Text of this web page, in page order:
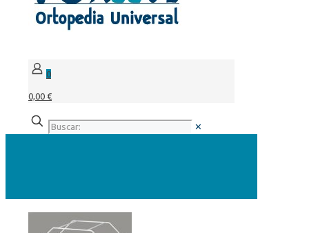
0
0,00 €
✕